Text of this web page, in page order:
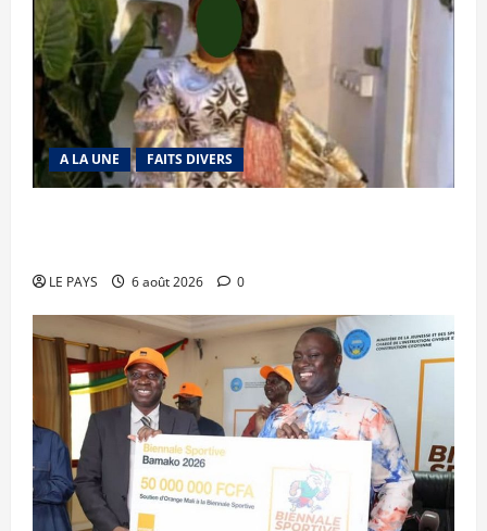
A LA UNE FAITS DIVERS
LE PAYS 6 août 2026 0